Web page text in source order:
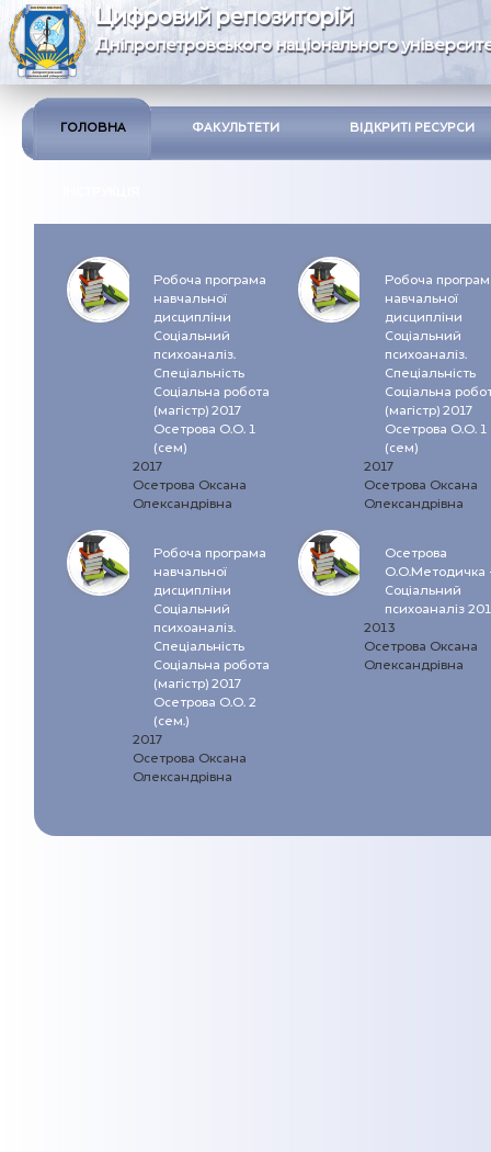
Цифровий репозиторій
Дніпропетровського національного
ГОЛОВНА ФАКУЛЬТЕТИ ВІДКРИТІ РЕСУРСИ
Робоча програма
навчальної
дисципліни
Соціальний
психоаналіз.
Спеціальність
Соціальна робота
(магістр) 2017
Осетрова О.О. 1
(сем)
2017
Осетрова Оксана
Олександрівна
Робоча
навчальної
дисципліни
Соціальний
психоаналіз.
Спеціальність
Соціальна
(магістр) 2017
Осетрова О.О. 1
(сем)
2017
Осетрова Оксана
Олександрівна
Робоча програма
навчальної
дисципліни
Соціальний
психоаналіз.
Спеціальність
Соціальна робота
(магістр) 2017
Осетрова О.О. 2
(сем.)
2017
Осетрова Оксана
Олександрівна
Осетрова
О.О.Методичка
Соціальний
психоаналіз
2013
Осетрова Оксана
Олександрівна